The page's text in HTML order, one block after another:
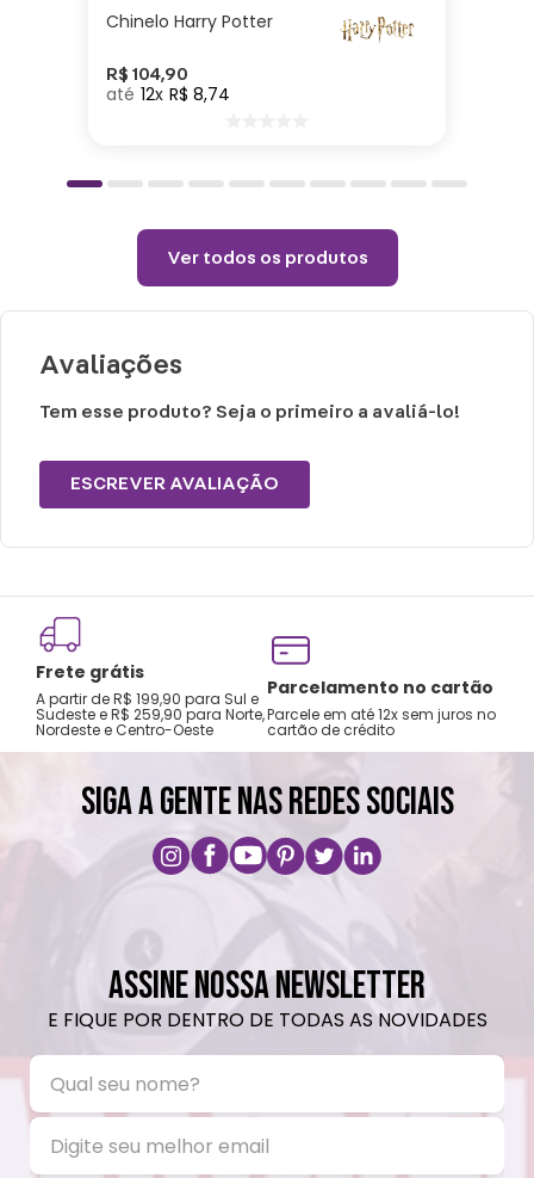
Não colocar o produto na geladeira ou
Choques ou quedas podem danificar o
produto.
neutro.
Não utilizar produtos químicos ou
abrasivos.
Chinelo Harry Potter
R$ 104,90
12 R$ 8,74
Ver todos os produtos
Avaliações
Tem esse produto? Seja o primeiro a avaliá-lo!
ESCREVER AVALIAÇÃO
Frete grátis
A partir de R$ 199,90 para Sul e
Sudeste e R$ 259,90 para Norte,
Nordeste e Centro-Oeste
Parcelamento no cartão
Parcele em até 12x sem juros no
cartão de crédito
SIGA A GENTE NAS REDES SOCIAIS
ASSINE NOSSA NEWSLETTER
E FIQUE POR DENTRO DE TODAS AS NOVIDADES